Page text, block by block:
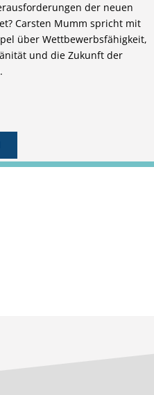
der neuen
Carsten Mumm spricht mit
über Wettbewerbsfähigkeit,
und die Zukunft der